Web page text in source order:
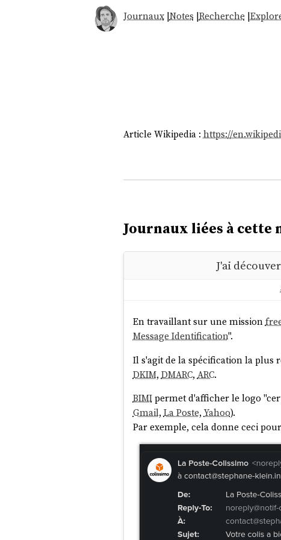
Journaux|Notes |Recherche |
Article Wikipedia : https://
Journaux liées à cette
J'ai
En travaillant sur une mission
Message Identification".
Il s'agit de la spécification la plus
DKIM, DMARC, ARC.
BIMIpermet d'afficher le logo
Gmail, La Poste, Yahoo).
Par exemple, cela donne ceci